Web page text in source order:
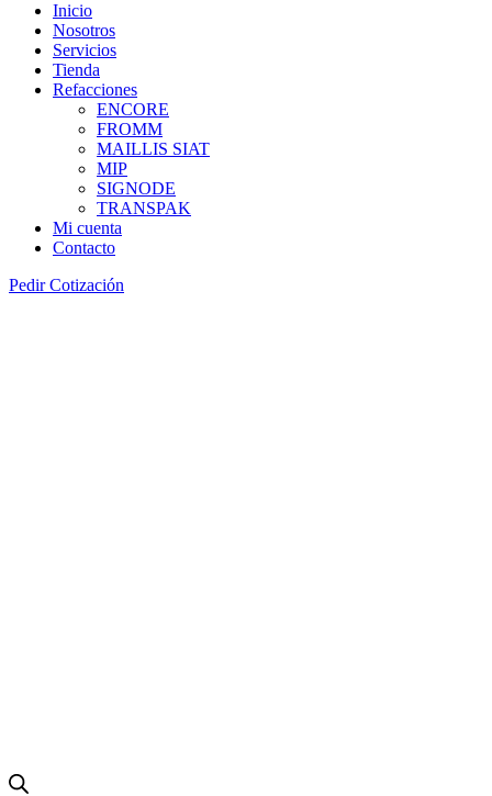
Inicio
Nosotros
Servicios
Tienda
Refacciones
ENCORE
FROMM
MAILLIS SIAT
MIP
SIGNODE
TRANSPAK
Mi cuenta
Contacto
Pedir Cotización